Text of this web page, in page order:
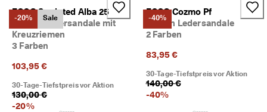
-20% Sale
ECCO Sculpted Alba 25
Damen Ledersandale mit
Kreuzriemen
3 Farben
103,95 €
30-Tage-Tiefstpreis vor Aktion
130,00 €
-20%
-40%
ECCO Cozmo Pf
Damen Ledersandale
2 Farben
83,95 €
30-Tage-Tiefstpreis vor Aktion
140,00 €
-40%